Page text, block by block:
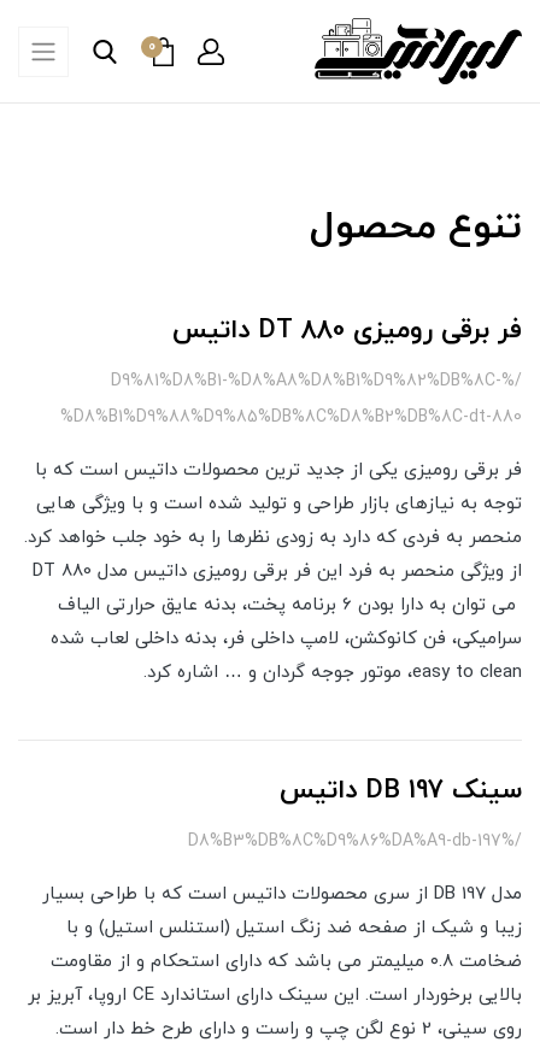
0
تنوع محصول
فر برقی رومیزی DT 880 داتیس
/%D9%81%D8%B1-%D8%A8%D8%B1%D9%82%DB%8C-
%D8%B1%D9%88%D9%85%DB%8C%D8%B2%DB%8C-dt-880
فر برقی رومیزی یکی از جدید ترین محصولات داتیس است که با
توجه به نیازهای بازار طراحی و تولید شده است و با ویژگی هایی
منحصر به فردی که دارد به زودی نظرها را به خود جلب خواهد کرد.
از ویژگی منحصر به فرد این فر برقی رومیزی داتیس مدل DT 880
می توان به دارا بودن 6 برنامه پخت، بدنه عایق حرارتی الیاف
سرامیکی، فن کانوکشن، لامپ داخلی فر، بدنه داخلی لعاب شده
easy to clean، موتور جوجه گردان و … اشاره کرد.
سینک DB 197 داتیس
/%D8%B3%DB%8C%D9%86%DA%A9-db-197
مدل DB 197 از سری محصولات داتیس است که با طراحی بسیار
زیبا و شیک از صفحه ضد زنگ استیل (استنلس استیل) و با
ضخامت ۰.۸ میلیمتر می باشد که دارای استحکام و از مقاومت
بالایی برخوردار است. این سینک دارای استاندارد CE اروپا، آبریز بر
روی سینی، 2 نوع لگن چپ و راست و دارای طرح خط دار است.